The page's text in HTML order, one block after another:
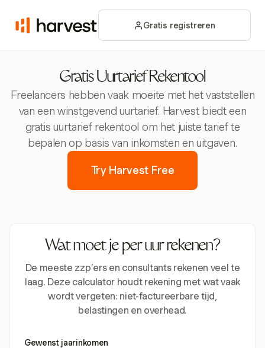
Gratis registreren
Gratis Uurtarief Rekentool
Freelancers hebben vaak moeite met het vaststellen
van een winstgevend uurtarief. Harvest biedt een
gratis uurtarief rekentool om het juiste tarief te
bepalen op basis van inkomsten en uitgaven.
Try Harvest Free
Wat moet je per uur rekenen?
De meeste zzp’ers en consultants rekenen veel te
laag. Deze calculator houdt rekening met wat vaak
wordt vergeten: niet-factureerbare tijd,
belastingen en overhead.
Gewenst jaarinkomen